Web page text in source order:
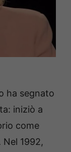
ha segnato
iniziò a
come
1992,